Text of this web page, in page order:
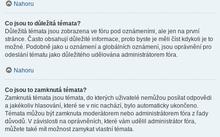
Nahoru
Co jsou to důležitá témata?
Důležitá témata jsou zobrazena ve fóru pod oznámeními, ale jen na první
stránce. Často obsahují důležité informace, proto byste je měli číst kdykoli je to
možné. Podobně jako u oznámení a globálních oznámení, jsou oprávnění pro
odeslání tématu jako důležitého udělována administrátorem fóra.
Nahoru
Co jsou to zamknutá témata?
Zamknutá témata jsou témata, do kterých uživatelé nemůžou posílat odpovědi
a jakékoliv hlasování, které se v nic nachází, bylo automaticky ukončeno.
Témata můžou být zamknuta moderátorem nebo administrátorem fóra z řady
důvodů. V závislosti na oprávněních, které vám udělil administrátor fóra,
můžete také mít možnost zamykat vlastní témata.